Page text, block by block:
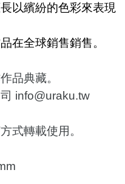
以繽紛的色彩來表現
在全球銷售銷售。
品典藏。
info@uraku.tw
式轉載使用。